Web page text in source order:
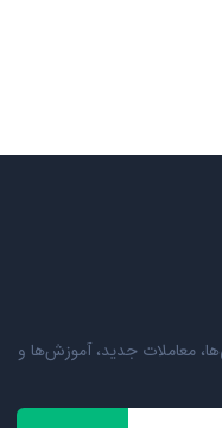
معاملات جدید، آموزش‌ها و